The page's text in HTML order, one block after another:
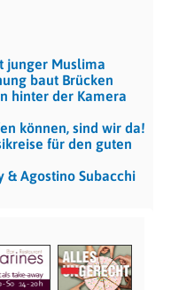
junger Muslima
baut Brücken
hinter der Kamera
können, sind wir da!
für den guten
& Agostino Subacchi